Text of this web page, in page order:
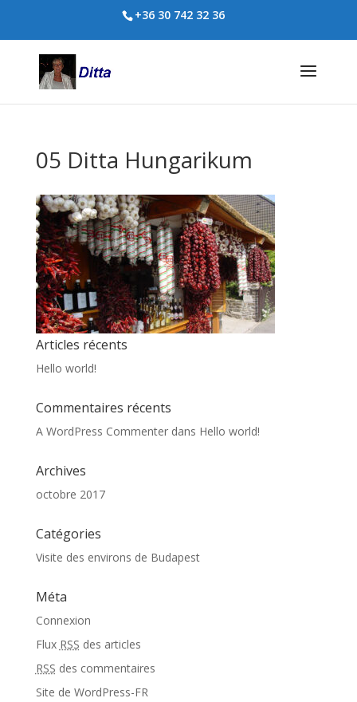
+36 30 742 32 36
05 Ditta Hungarikum
Articles récents
Hello world!
Commentaires récents
A WordPress Commenterdans Hello world!
Archives
octobre 2017
Catégories
Visite des environs de Budapest
Méta
Connexion
Flux RSS des articles
RSS des commentaires
Site de WordPress-FR